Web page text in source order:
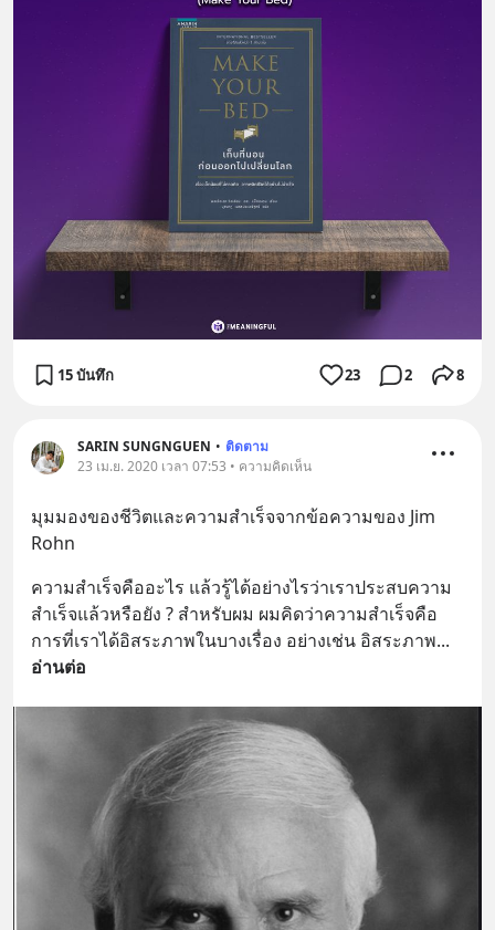
15 บันทึก 23 2 8
SARIN SUNGNGUEN • ติดตาม
23 เม.ย. 2020 เวลา 07:53 • ความคิดเห็น
มุมมองของชีวิตและความสำเร็จจากข้อความของ Jim
Rohn
ความสำเร็จคืออะไร แล้วรู้ได้อย่างไรว่าเราประสบความ
สำเร็จแล้วหรือยัง ? สำหรับผม ผมคิดว่าความสำเร็จคือ
การที่เราได้อิสระภาพในบางเรื่อง อย่างเช่น อิสระภาพ
อ่านต่อ